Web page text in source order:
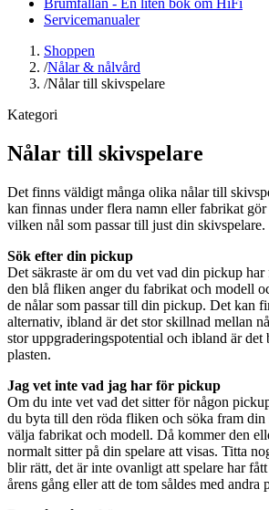
Servicemanualer
Shoppen
/Nålar & nålvård
/Nålar till skivspelare
Kategori
Nålar till skivspelare
Det finns väldigt många olika nålar till
kan finnas under flera namn eller fabrikat gör
vilken nål som passar till just din skivspelare.
Sök efter din pickup
Det säkraste är om du vet vad din pickup
den blå fliken anger du fabrikat och modell
de nålar som passar till din pickup. Det kan
alternativ, ibland är det stor skillnad mellan
stor uppgraderingspotential och ibland är det
plasten.
Jag vet inte vad jag har för pickup
Om du inte vet vad det sitter för någon
du byta till den röda fliken och söka fram din
välja fabrikat och modell. Då kommer den
normalt sitter på din spelare att visas. Titta
blir rätt, det är inte ovanligt att spelare har
årens gång eller att de tom såldes med andra